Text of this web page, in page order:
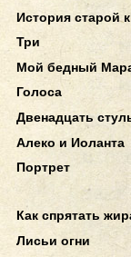
История старой
Три
Мой бедный
Голоса
Двенадцать
Алеко и Иоланта
Портрет
Как спрятать
Лисьи огни